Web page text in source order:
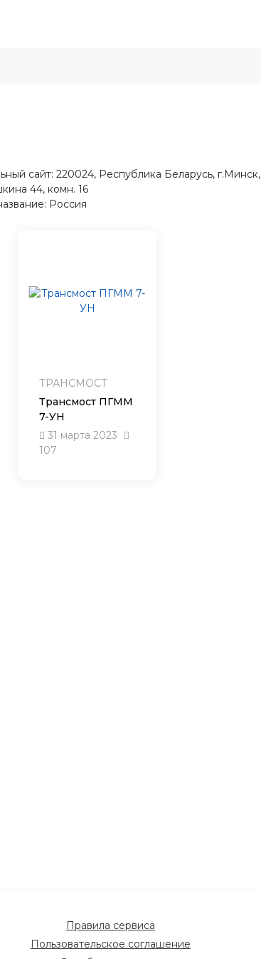
сайт: 220024, Республика Беларусь, г.Минск,
44, комн. 16
Россия
ТРАНСМОСТ
Трансмост ПГММ
7-УН
31 марта 2023
107
Правила сервиса
Пользовательское соглашение